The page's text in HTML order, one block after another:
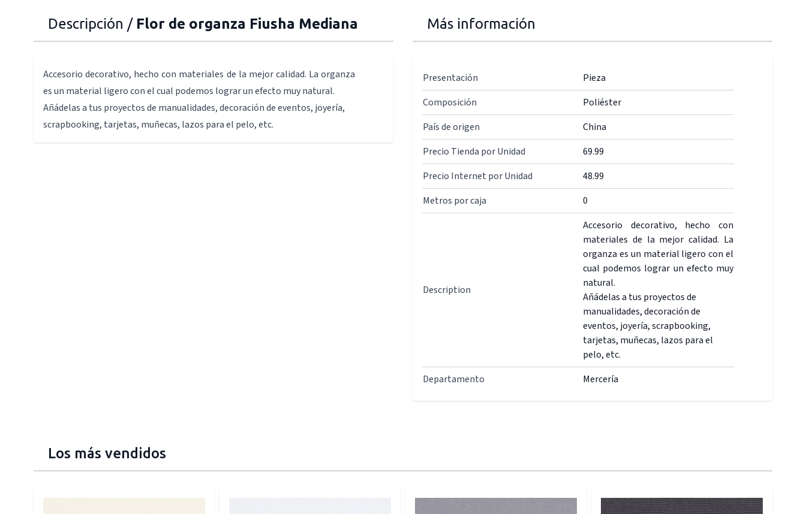
Descripción / Flor de organza Fiusha Mediana
Accesorio decorativo, hecho con materiales de la mejor calidad. La organza
es un material ligero con el cual podemos lograr un efecto muy natural.
Añádelas a tus proyectos de manualidades, decoración de eventos, joyería,
scrapbooking, tarjetas, muñecas, lazos para el pelo, etc.
Más información
Presentación
Pieza
Composición
Poliéster
País de origen
China
Precio Tienda por Unidad
69.99
Precio Internet por Unidad
48.99
Metros por caja
0
Description
Accesorio decorativo, hecho con
materiales de la mejor calidad. La
organza es un material ligero con el
cual podemos lograr un efecto muy
natural.
Añádelas a tus proyectos de
manualidades, decoración de
eventos, joyería, scrapbooking,
tarjetas, muñecas, lazos para el
pelo, etc.
Departamento
Mercería
Los más vendidos